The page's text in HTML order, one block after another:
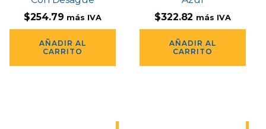
$254.79 más IVA
AÑADIR AL
CARRITO
$322.82 más IVA
AÑADIR AL
CARRITO